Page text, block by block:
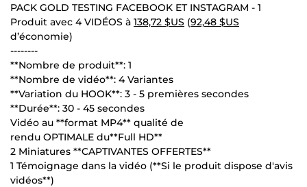
PACK GOLD TESTING FACEBOOK ET INSTAGRAM - 1
Produit avec 4 VIDÉOS à 138,72 $US (92,48 $US
d’économie)
--------
**Nombre de produit**: 1
**Nombre de vidéo**: 4 Variantes
**Variation du HOOK**: 3 - 5 premières secondes
**Durée**: 30 - 45 secondes
Vidéo au **format MP4** qualité de
rendu OPTIMALE du**Full HD**
2 Miniatures **CAPTIVANTES OFFERTES**
1 Témoignage dans la vidéo (**Si le produit dispose d'avis
vidéos**)